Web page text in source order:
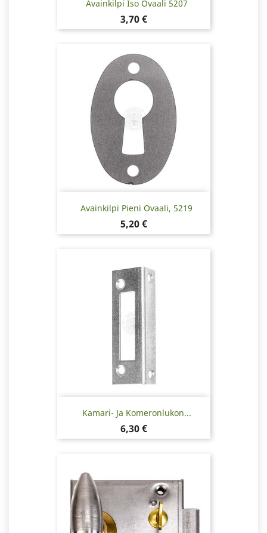
Avainkilpi Iso Ovaali 5207
Hinta
3,70 €
Avainkilpi Pieni Ovaali, 5219
Hinta
5,20 €
Kamari- Ja Komeronlukon...
Hinta
6,30 €